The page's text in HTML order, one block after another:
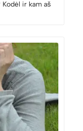
ir kam aš